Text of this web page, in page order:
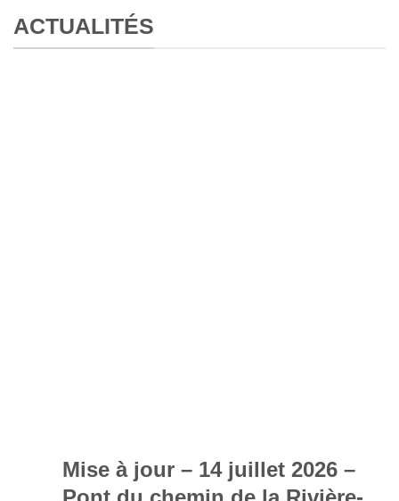
ACTUALITÉS
Mise à jour – 14 juillet 2026 –